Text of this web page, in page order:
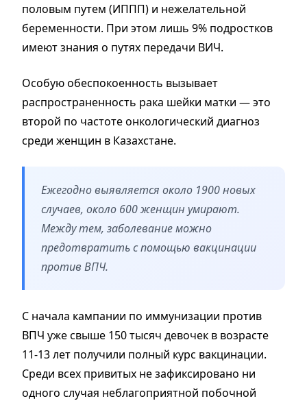
половым путем (ИППП) и нежелательной
беременности. При этом лишь 9% подростков
имеют знания о путях передачи ВИЧ.
Особую обеспокоенность вызывает
распространенность рака шейки матки — это
второй по частоте онкологический диагноз
среди женщин в Казахстане.
Ежегодно выявляется около 1900 новых
случаев, около 600 женщин умирают.
Между тем, заболевание можно
предотвратить с помощью вакцинации
против ВПЧ.
С начала кампании по иммунизации против
ВПЧ уже свыше 150 тысяч девочек в возрасте
11-13 лет получили полный курс вакцинации.
Среди всех привитых не зафиксировано ни
одного случая неблагоприятной побочной